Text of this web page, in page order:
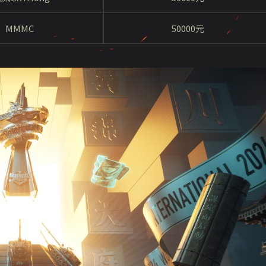
MMMC 50000元